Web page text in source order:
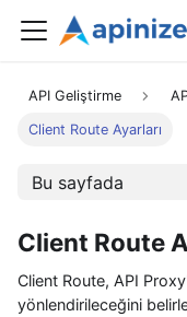
API Geliştirme
Client Route Ayarları
Bu sayfada
Client Route
Client Route, API
yönlendirileceğini